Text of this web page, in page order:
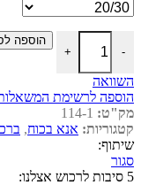
-
כמות של אנא בכוח
+
הוספה
השוואה
הוספה לרשימת
מק"ט: 114-1
קטגוריות: אנא בכוח,
שיתוף:
סגור
5 סיבות לרכוש אצלנו: